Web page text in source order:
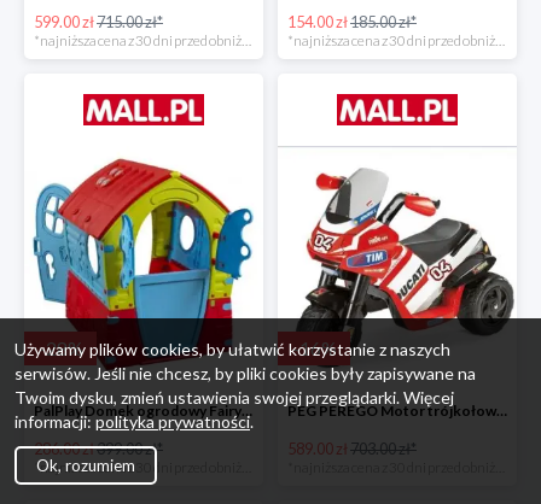
599.00 zł715.00 zł* 154.00 zł185.00 zł*
-28%
PalPlay Domek ogrodowy Fairy House -28%
286.00 zł399.00 zł*
-16%
PEG PEREGO Motor trójkołowy Ducati Desmosedici -16%
589.00 zł703.00 zł*
Używamy plików cookies, by ułatwić korzystanie z naszych
serwisów. Jeśli nie chcesz, by pliki cookies były zapisywane na
Twoim dysku, zmień ustawienia swojej przeglądarki. Więcej
informacji:polityka prywatności.
Ok, rozumiem